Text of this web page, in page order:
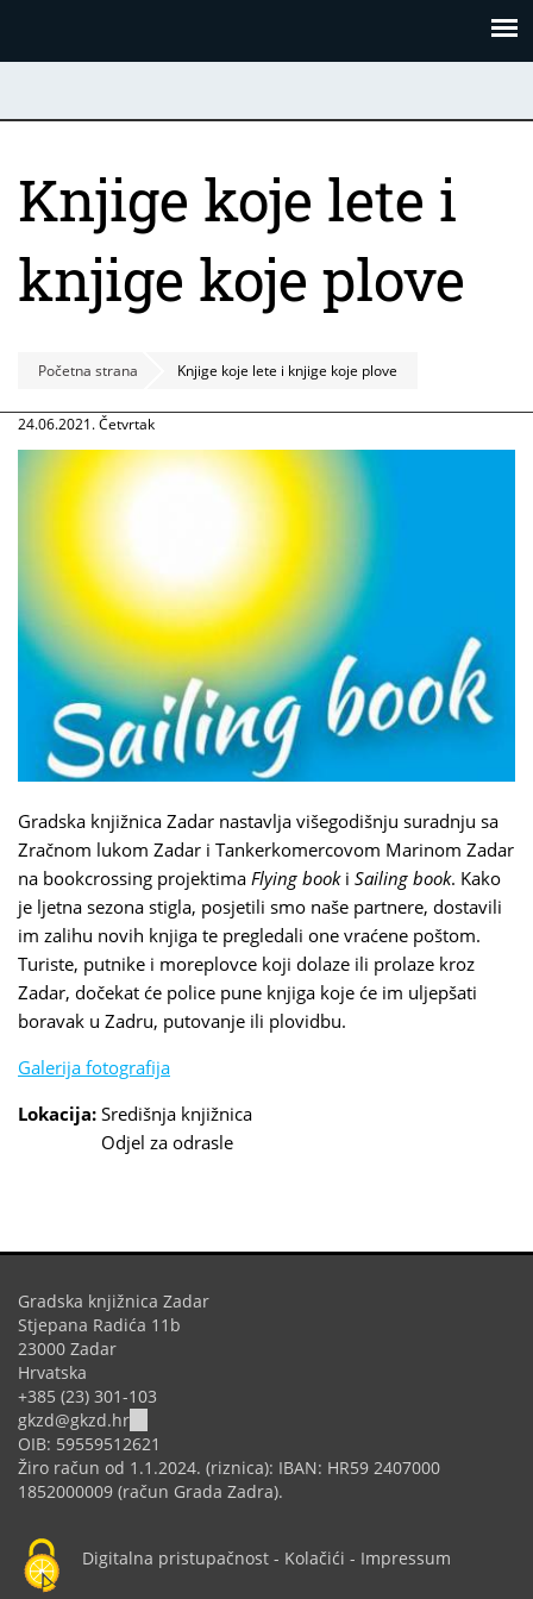
Knjige koje lete i
knjige koje plove
Početna strana Knjige koje lete i knjige koje plove
24.06.2021. Četvrtak
Gradska knjižnica Zadar nastavlja višegodišnju suradnju sa
Zračnom lukom Zadar i Tankerkomercovom Marinom Zadar
na bookcrossing projektima Flying booki Sailing book. Kako
je ljetna sezona stigla, posjetili smo naše partnere, dostavili
im zalihu novih knjiga te pregledali one vraćene poštom.
Turiste, putnike i moreplovce koji dolaze ili prolaze kroz
Zadar, dočekat će police pune knjiga koje će im uljepšati
boravak u Zadru, putovanje ili plovidbu.
Galerija fotografija
Lokacija: Središnja knjižnica
Odjel za odrasle
Gradska knjižnica Zadar
Stjepana Radića 11b
23000 Zadar
Hrvatska
+385 (23) 301-103
gkzd@gkzd.hr
sends
e-
mail)
OIB: 59559512621
Žiro račun od 1.1.2024. (riznica): IBAN: HR59 2407000
1852000009 (račun Grada Zadra).
Digitalna pristupačnost - Kolačići - Impressum